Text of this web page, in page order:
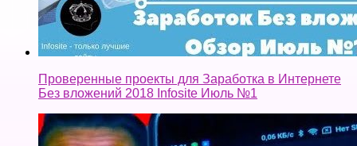
Проверенные проекты для Заработка в Интернете
Без вложений 2018 Infosite Июль №1